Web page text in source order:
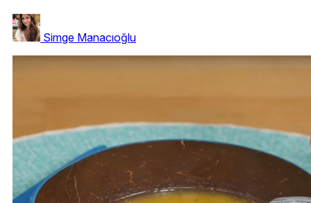
Simge Manacıoğlu